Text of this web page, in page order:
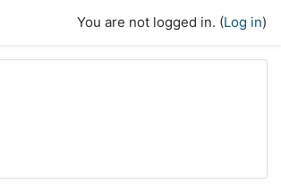
You are not logged in. (Log in)